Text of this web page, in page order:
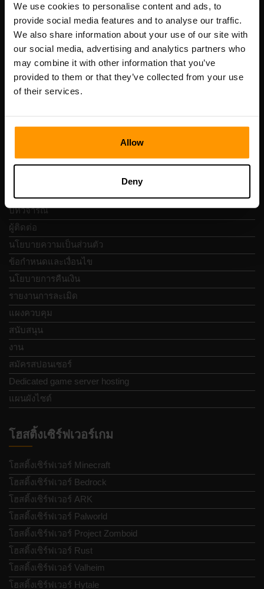
We use cookies to personalise content and ads, to
provide social media features and to analyse our traffic.
We also share information about your use of our site with
our social media, advertising and analytics partners who
may combine it with other information that you’ve
provided to them or that they’ve collected from your use
of their services.
Allow
Deny
Scalable Hosting Solutions OÜ
เลขที่จดทะเบียน: 14652605
เลขที่ผู้เสียภาษี: EE102133820
ที่อยู่: Harju maakond, Tallinn, Kesklinna linnaosa,
การนำทางแบบรวดเร็ว
บทวิจารณ์
ผู้ติดต่อ
นโยบายความเป็นส่วนตัว
ข้อกำหนดและเงื่อนไข
นโยบายการคืนเงิน
รายงานการละเมิด
แผงควบคุม
สนับสนุน
งาน
สมัครสปอนเซอร์
Dedicated game server hosting
แผนผังไซต์
โฮสติ้งเซิร์ฟเวอร์เกม
โฮสติ้งเซิร์ฟเวอร์ Minecraft
โฮสติ้งเซิร์ฟเวอร์ Bedrock
โฮสติ้งเซิร์ฟเวอร์ ARK
โฮสติ้งเซิร์ฟเวอร์ Palworld
โฮสติ้งเซิร์ฟเวอร์ Project Zomboid
โฮสติ้งเซิร์ฟเวอร์ Rust
โฮสติ้งเซิร์ฟเวอร์ Valheim
โฮสติ้งเซิร์ฟเวอร์ Hytale